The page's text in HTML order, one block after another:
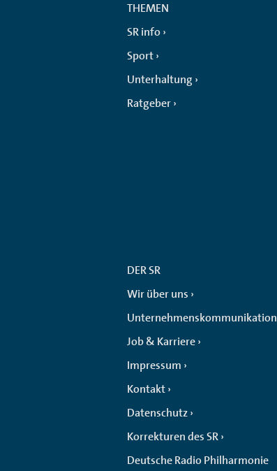
THEMEN
SR info
Sport
Unterhaltung
Ratgeber
DER SR
Wir über uns
Unternehmenskommunikation
Job & Karriere
Impressum
Kontakt
Datenschutz
Korrekturen des SR
Deutsche Radio Philharmonie